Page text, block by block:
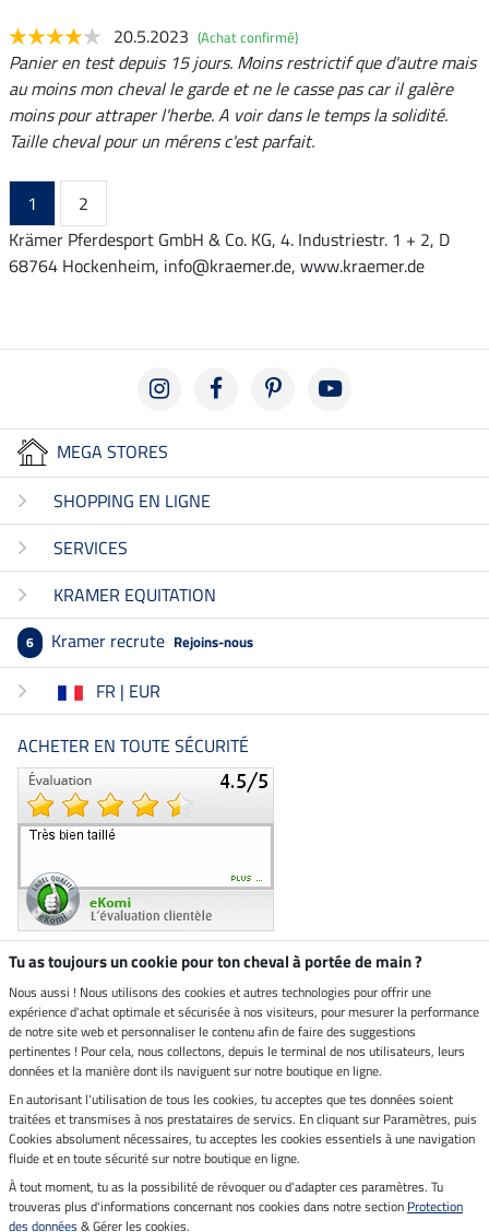
20.5.2023 (Achat confirmé)
Panier en test depuis 15 jours. Moins restrictif que d'autre mais
au moins mon cheval le garde et ne le casse pas car il galère
moins pour attraper l'herbe. A voir dans le temps la solidité.
Taille cheval pour un mérens c'est parfait.
1
2
Krämer Pferdesport GmbH & Co. KG, 4. Industriestr. 1 + 2, D
68764 Hockenheim, info@kraemer.de, www.kraemer.de
MEGA STORES
SHOPPING EN LIGNE
SERVICES
KRAMER EQUITATION
6 Kramer recrute Rejoins-nous
FR | EUR
ACHETER EN TOUTE SÉCURITÉ
Boutique climatiquement
neutre
Livraison par
Paiement sécurisé
Mentions légales
Tu as toujours un cookie pour ton cheval à portée de main ?
Nous aussi ! Nous utilisons des cookies et autres technologies pour offrir une
expérience d'achat optimale et sécurisée à nos visiteurs, pour mesurer la performance
de notre site web et personnaliser le contenu afin de faire des suggestions
pertinentes ! Pour cela, nous collectons, depuis le terminal de nos utilisateurs, leurs
données et la manière dont ils naviguent sur notre boutique en ligne.
En autorisant l'utilisation de tous les cookies, tu acceptes que tes données soient
traitées et transmises à nos prestataires de servics. En cliquant sur Paramètres, puis
Cookies absolument nécessaires, tu acceptes les cookies essentiels à une navigation
fluide et en toute sécurité sur notre boutique en ligne.
À tout moment, tu as la possibilité de révoquer ou d'adapter ces paramètres. Tu
trouveras plus d'informations concernant nos cookies dans notre section Protection
des données & Gérer les cookies.